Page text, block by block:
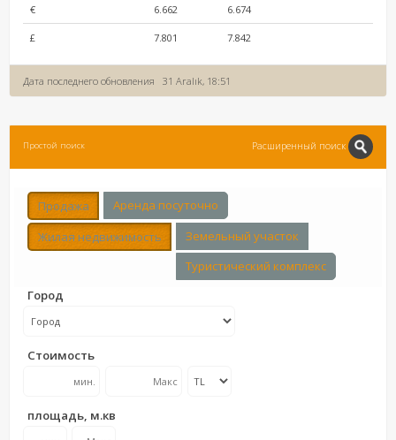
€ 6.662 6.674
£ 7.801 7.842
Дата последнего обновления 31 Aralık, 18:51
Простой поиск Расширенный поиск
Продажа
Аренда посуточно
Жилая недвижимость
Земельный участок
Туристический комплекс
Город
Стоимость
площадь, м.кв